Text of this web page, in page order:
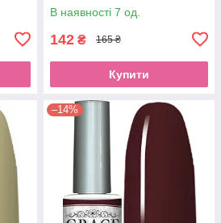
В наявності 7 од.
142 ₴ 165 ₴
Купити
–14%